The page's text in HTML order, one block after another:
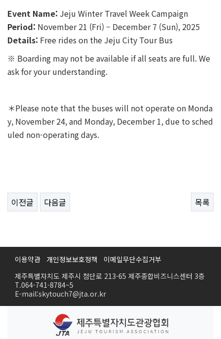
Event Name: Jeju Winter Travel Week Campaign
Period: November 21 (Fri) – December 7 (Sun), 2025
Details: Free rides on the Jeju City Tour Bus
※ Boarding may not be available if all seats are full. We
ask for your understanding.
＊Please note that the buses will not operate on Monda
y, November 24, and Monday, December 1, due to sched
uled non-operating days.
이전글 다음글 목록
이용약관 개인정보보호정책
이메일무단수집거부
제주특별자치도 제주시 첨단로 213-65 제주종합비즈니스센터 3층
T.064-741-8784~5
E-mail:skytouch7@jta.or.kr